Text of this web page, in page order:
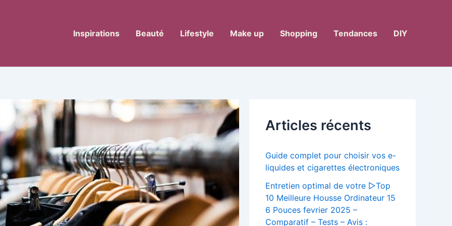
Inspirations Beauté Lifestyle Make up Shopping Tendances DIY
Articles récents
Guide complet pour choisir vos e-
liquides et cigarettes électroniques
Entretien optimal de votre ▷Top
10 Meilleure Housse Ordinateur 15
6 Pouces fevrier 2025 –
Comparatif – Tests – Avis :